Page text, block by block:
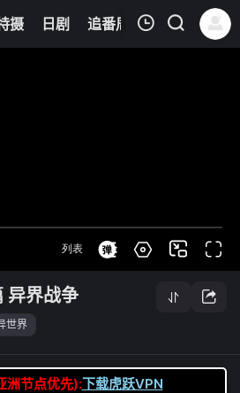
摄 日剧 追番周表 今日更新
0
异界战争
世界
洲节点优先):下载虎跃VPN